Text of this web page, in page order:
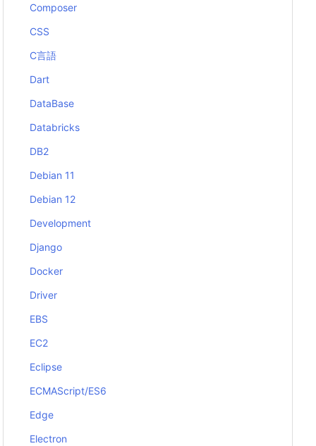
Composer
CSS
C言語
Dart
DataBase
Databricks
DB2
Debian 11
Debian 12
Development
Django
Docker
Driver
EBS
EC2
Eclipse
ECMAScript/ES6
Edge
Electron